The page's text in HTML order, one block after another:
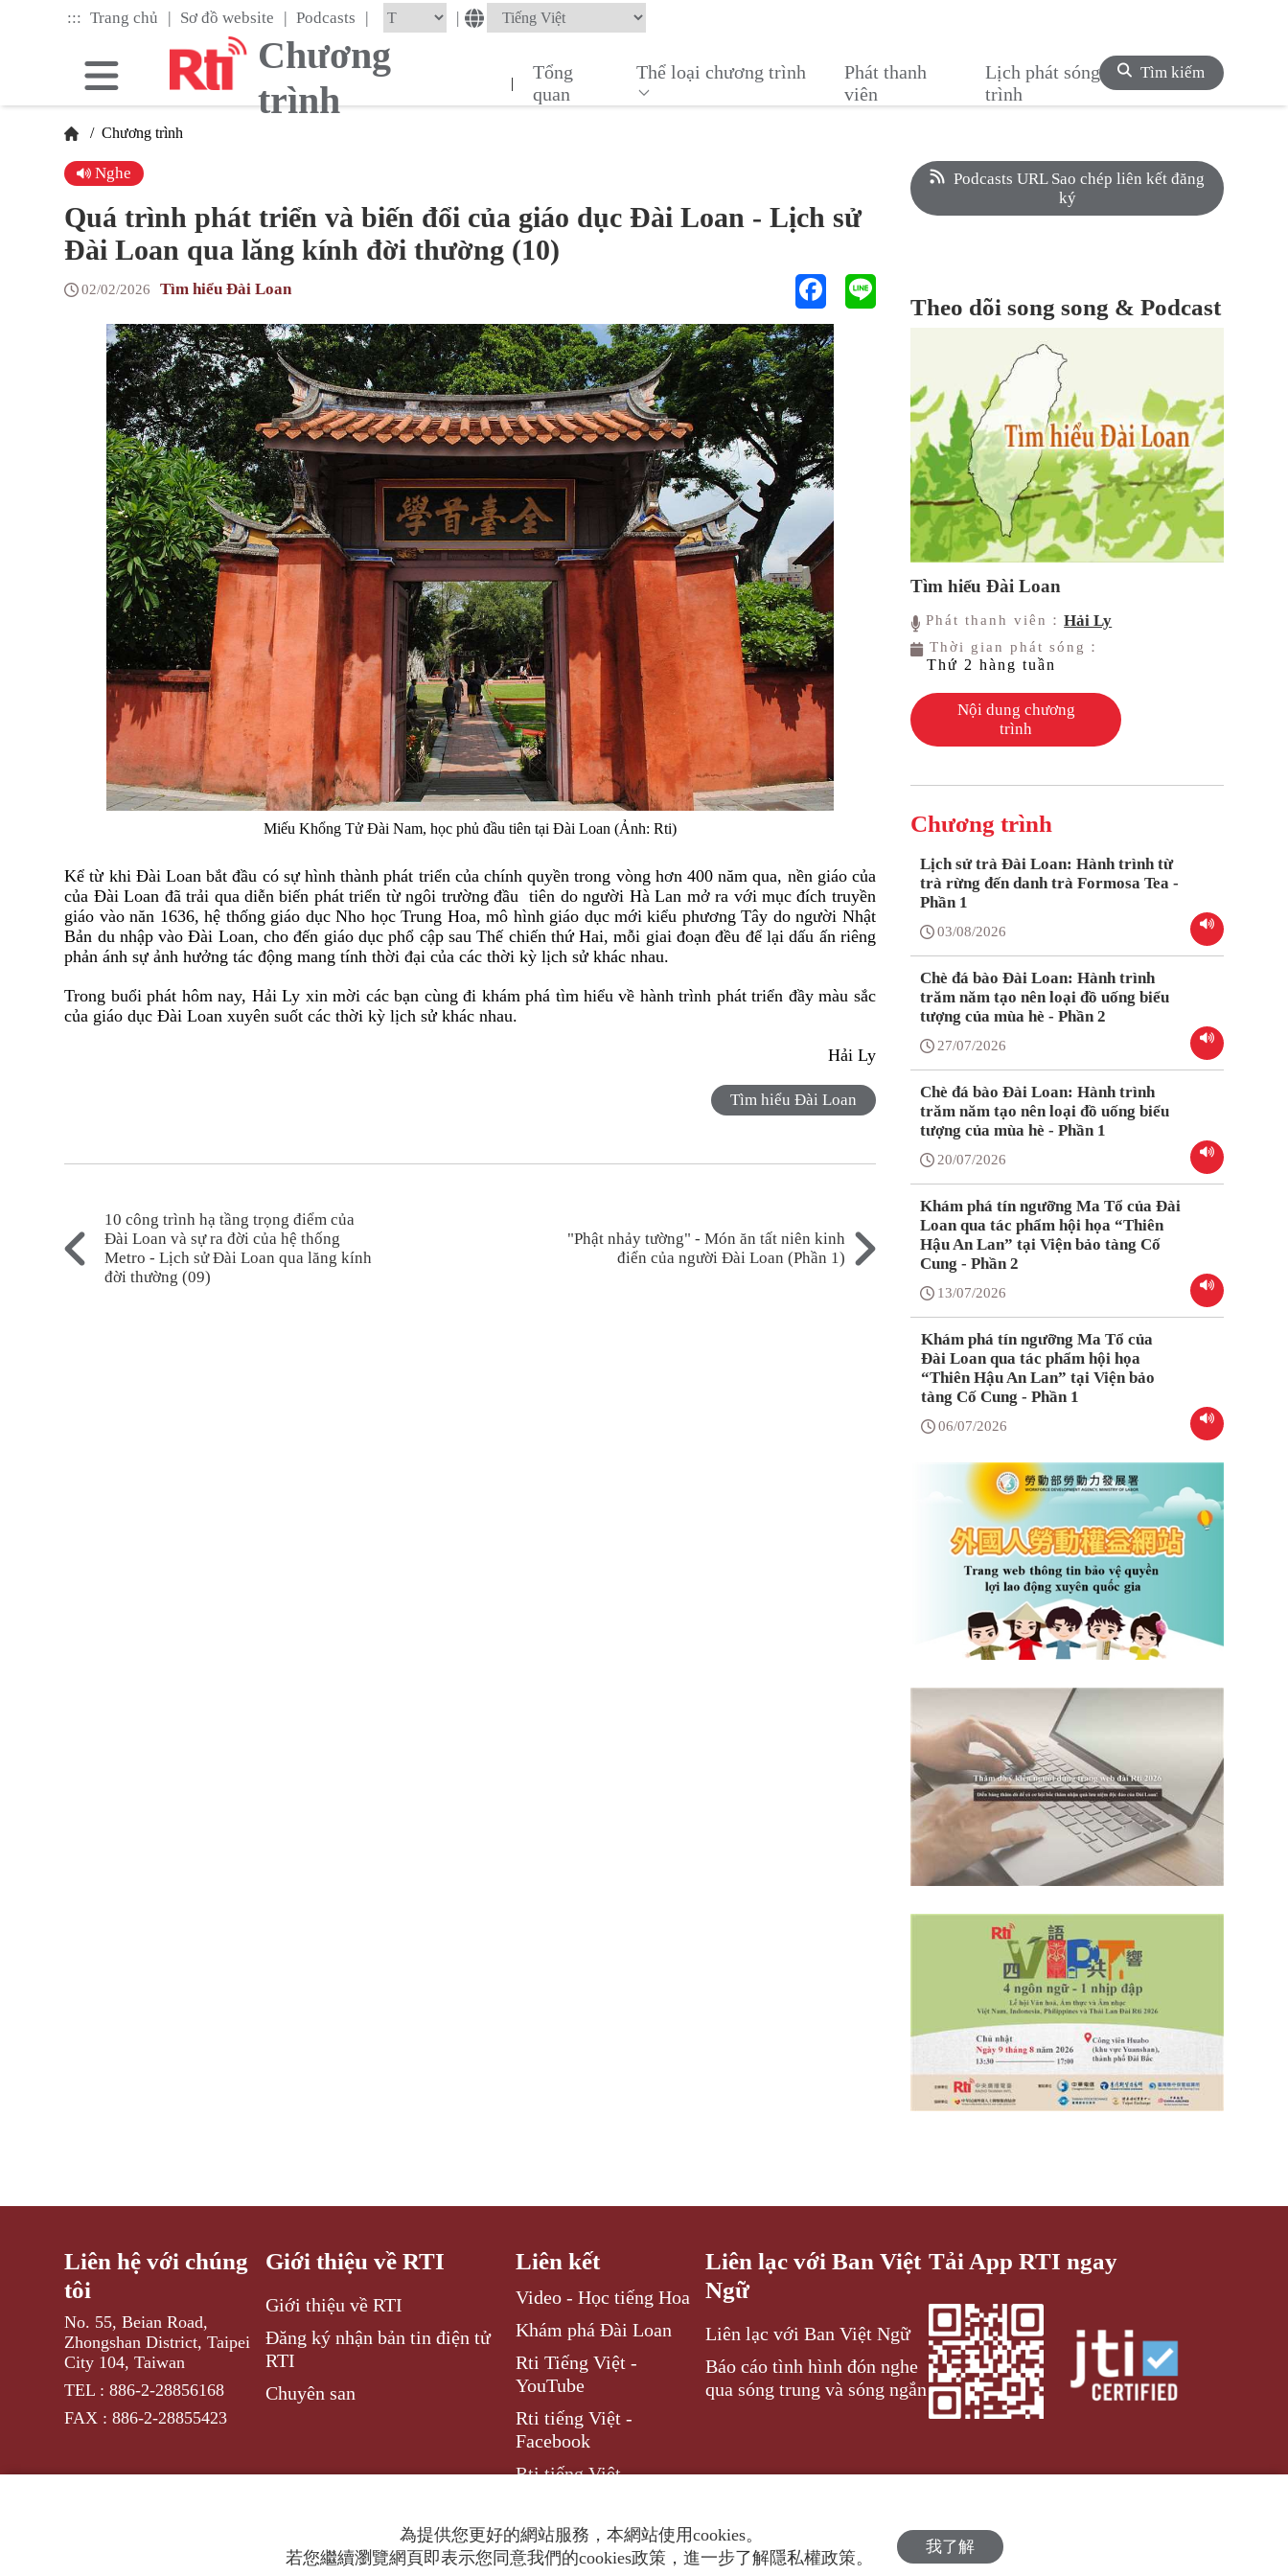
::: Trang chủ | Sơ đồ website | Podcasts | |
Chương
trình
|
Tổng
quan
Thể loại chương trình
Phát thanh
viên
Lịch phát sóng chương
trình
Tìm kiếm
/ Chương trình
Nghe
Quá trình phát triển và biến đổi của giáo dục Đài Loan - Lịch sử
Đài Loan qua lăng kính đời thường (10)
02/02/2026 Tìm hiểu Đài Loan
Miếu Khổng Tử Đài Nam, học phủ đầu tiên tại Đài Loan (Ảnh: Rti)
Kể từ khi Đài Loan bắt đầu có sự hình thành phát triển của chính quyền trong vòng hơn 400 năm qua, nền giáo của
của Đài Loan đã trải qua diễn biến phát triển từ ngôi trường đầu tiên do người Hà Lan mở ra với mục đích truyền
giáo vào năn 1636, hệ thống giáo dục Nho học Trung Hoa, mô hình giáo dục mới kiểu phương Tây do người Nhật
Bản du nhập vào Đài Loan, cho đến giáo dục phổ cập sau Thế chiến thứ Hai, mỗi giai đoạn đều để lại dấu ấn riêng
phản ánh sự ảnh hưởng tác động mang tính thời đại của các thời kỳ lịch sử khác nhau.
Trong buổi phát hôm nay, Hải Ly xin mời các bạn cùng đi khám phá tìm hiểu về hành trình phát triển đầy màu sắc
của giáo dục Đài Loan xuyên suốt các thời kỳ lịch sử khác nhau.
Hải Ly
Tìm hiểu Đài Loan
10 công trình hạ tầng trọng điểm của
Đài Loan và sự ra đời của hệ thống
Metro - Lịch sử Đài Loan qua lăng kính
đời thường (09)
"Phật nhảy tường" - Món ăn tất niên kinh
điển của người Đài Loan (Phần 1)
Podcasts URL Sao chép liên kết đăng
ký
Theo dõi song song & Podcast
Tìm hiểu Đài Loan
Phát thanh viên：Hải Ly
Thời gian phát sóng：
Thứ 2 hàng tuần
Nội dung chương
trình
Chương trình
Lịch sử trà Đài Loan: Hành trình từ
trà rừng đến danh trà Formosa Tea -
Phần 1
03/08/2026
Chè đá bào Đài Loan: Hành trình
trăm năm tạo nên loại đồ uống biểu
tượng của mùa hè - Phần 2
27/07/2026
Chè đá bào Đài Loan: Hành trình
trăm năm tạo nên loại đồ uống biểu
tượng của mùa hè - Phần 1
20/07/2026
Khám phá tín ngưỡng Ma Tổ của Đài
Loan qua tác phẩm hội họa “Thiên
Hậu An Lan” tại Viện bảo tàng Cố
Cung - Phần 2
13/07/2026
Khám phá tín ngưỡng Ma Tổ của
Đài Loan qua tác phẩm hội họa
“Thiên Hậu An Lan” tại Viện bảo
tàng Cố Cung - Phần 1
06/07/2026
Liên hệ với chúng
tôi
No. 55, Beian Road,
Zhongshan District, Taipei
City 104, Taiwan
TEL : 886-2-28856168
FAX : 886-2-28855423
Giới thiệu về RTI
Giới thiệu về RTI
Đăng ký nhận bản tin điện tử
RTI
Chuyên san
Liên kết
Video - Học tiếng Hoa
Khám phá Đài Loan
Rti Tiếng Việt -
YouTube
Rti tiếng Việt -
Facebook
Rti tiếng Việt –
Liên lạc với Ban Việt
Ngữ
Liên lạc với Ban Việt Ngữ
Báo cáo tình hình đón nghe
qua sóng trung và sóng ngắn
Tải App RTI ngay
為提供您更好的網站服務，本網站使用cookies。
若您繼續瀏覽網頁即表示您同意我們的cookies政策，進一步了解隱私權政策。
我了解